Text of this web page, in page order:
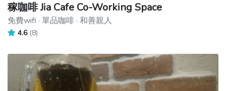
稼咖啡 Jia Cafe Co-Working Space
免費wifi · 單品咖啡 · 和善親人
4.6 (8)